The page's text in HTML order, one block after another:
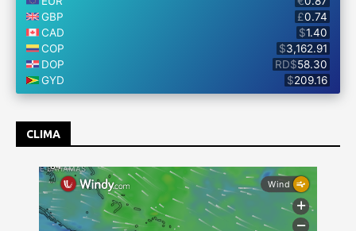
CLIMA